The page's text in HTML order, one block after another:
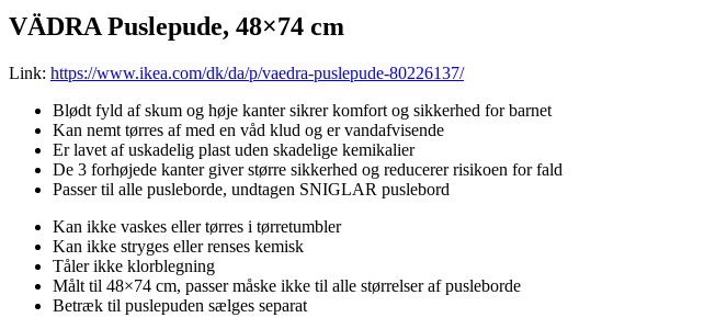
VÄDRA Puslepude, 48×74 cm
Link: https://www.ikea.com/dk/da/p/vaedra-puslepude-80226137/
Blødt fyld af skum og høje kanter sikrer komfort og sikkerhed for barnet
Kan nemt tørres af med en våd klud og er vandafvisende
Er lavet af uskadelig plast uden skadelige kemikalier
De 3 forhøjede kanter giver større sikkerhed og reducerer risikoen for fald
Passer til alle pusleborde, undtagen SNIGLAR puslebord
Kan ikke vaskes eller tørres i tørretumbler
Kan ikke stryges eller renses kemisk
Tåler ikke klorblegning
Målt til 48×74 cm, passer måske ikke til alle størrelser af pusleborde
Betræk til puslepuden sælges separat